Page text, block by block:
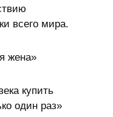
всего мира.
жена»
купить
один раз»